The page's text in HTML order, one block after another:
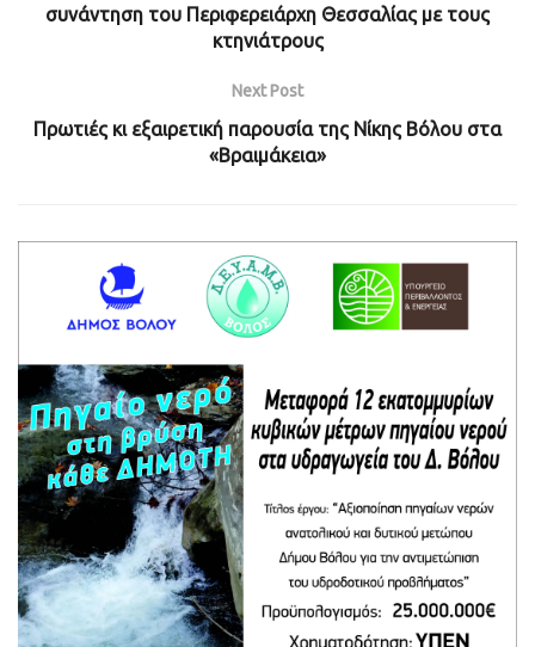
συνάντηση του Περιφερειάρχη Θεσσαλίας με τους
κτηνιάτρους
Next Post
Πρωτιές κι εξαιρετική παρουσία της Νίκης Βόλου στα
«Βραιμάκεια»